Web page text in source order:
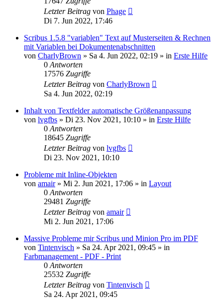
Letzter Beitrag von Phage
Di 7. Jun 2022, 17:46
Scribus 1.5.8 "variablen" Text auf Musterseiten & Rechnen
mit Variablen bei Dokumentenabschnitten
von CharlyBrown » Sa 4. Jun 2022, 02:19 » in Erste Hilfe
0 Antworten
17576 Zugriffe
Letzter Beitrag von CharlyBrown
Sa 4. Jun 2022, 02:19
Inhalt von Textfelder automatische Größenanpassung
von lvgfbs » Di 23. Nov 2021, 10:10 » in Erste Hilfe
0 Antworten
18645 Zugriffe
Letzter Beitrag von lvgfbs
Di 23. Nov 2021, 10:10
Probleme mit Inline-Objekten
von amair» Mi 2. Jun 2021, 17:06 » in Layout
0 Antworten
29481 Zugriffe
Letzter Beitrag von amair
Mi 2. Jun 2021, 17:06
Massive Probleme mir Scribus und Minion Pro im PDF
von Tintenvisch » Sa 24. Apr 2021, 09:45 » in
Farbmanagement - PDF - Print
0 Antworten
25532 Zugriffe
Letzter Beitrag von Tintenvisch
Sa 24. Apr 2021, 09:45